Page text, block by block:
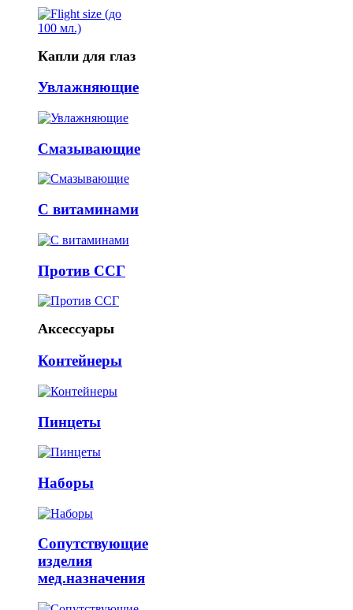
Капли для глаз
Увлажняющие
Смазывающие
С витаминами
Против ССГ
Аксессуары
Контейнеры
Пинцеты
Наборы
Сопутствующие
изделия
мед.назначения